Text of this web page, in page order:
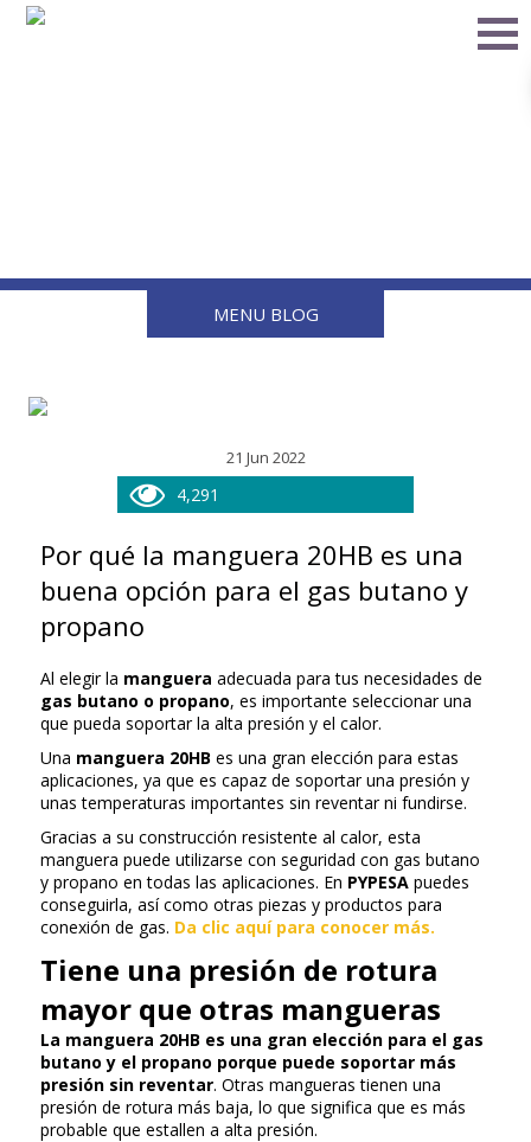
MENU BLOG
21 Jun 2022
4,291
Por qué la manguera 20HB es una
buena opción para el gas butano y
propano
Al elegir la manguera adecuada para tus necesidades de
gas butano o propano, es importante seleccionar una
que pueda soportar la alta presión y el calor.
Una manguera 20HB es una gran elección para estas
aplicaciones, ya que es capaz de soportar una presión y
unas temperaturas importantes sin reventar ni fundirse.
Gracias a su construcción resistente al calor, esta
manguera puede utilizarse con seguridad con gas butano
y propano en todas las aplicaciones. En PYPESA puedes
conseguirla, así como otras piezas y productos para
conexión de gas. Da clic aquí para conocer más.
Tiene una presión de rotura
mayor que otras mangueras
La manguera 20HB es una gran elección para el gas
butano y el propano porque puede soportar más
presión sin reventar. Otras mangueras tienen una
presión de rotura más baja, lo que significa que es más
probable que estallen a alta presión.